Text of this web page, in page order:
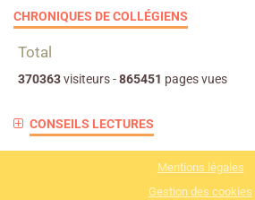
CHRONIQUES DE COLLÉGIENS
Total
370363visiteurs -865451 pages vues
CONSEILS LECTURES
Mentions légales
Gestion des cookies